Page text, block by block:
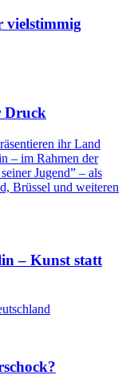
vielstimmig
Druck
– Kunst statt